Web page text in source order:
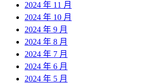
2024 年 11 月
2024 年 10 月
2024 年 9 月
2024 年 8 月
2024 年 7 月
2024 年 6 月
2024 年 5 月